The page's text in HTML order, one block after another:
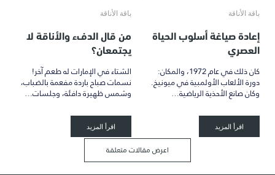
باقة الأناقة
إعادة صياغة أسلوب الحياة
العصري
كان ذلك في عام 1972، والمكان:
دورة الألعاب الأولمبية في ميونيخ.
وكان صانع الأحذية الرياضية…
اقرأ المزيد
باقة الأناقة
من قال الدفء والأناقة لا
يجتمعان؟
الشتاء في الإمارات له طعم آخر!
نسمات صباح باردة مفعمة بالضباب،
وشمس ظهيرة دافئة، وجلسات…
اقرأ المزيد
اعرض مقالات متعلقة